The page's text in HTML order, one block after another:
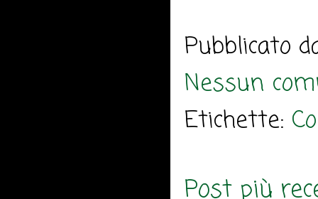
Pubblicato
Nessun
Etichette:
Post più